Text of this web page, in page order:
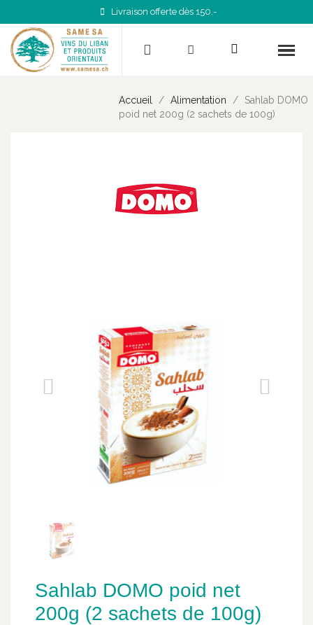
Livraison offerte dès 150.-
Accueil Alimentation
Sahlab DOMO
poid net 200g (2 sachets de 100g)
Sahlab DOMO poid net
200g (2 sachets de 100g)